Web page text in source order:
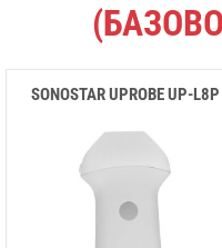
SONOSTAR UPROBE UP-L8P